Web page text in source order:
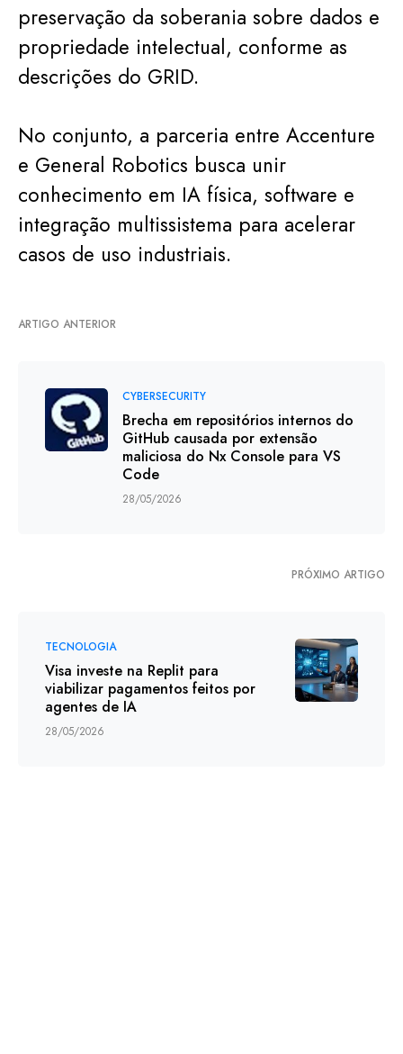
preservação da soberania sobre dados e
propriedade intelectual, conforme as
descrições do GRID.
No conjunto, a parceria entre Accenture
e General Robotics busca unir
conhecimento em IA física, software e
integração multissistema para acelerar
casos de uso industriais.
ARTIGO ANTERIOR
CYBERSECURITY
Brecha em repositórios internos do
GitHub causada por extensão
maliciosa do Nx Console para VS
Code
28/05/2026
PRÓXIMO ARTIGO
TECNOLOGIA
Visa investe na Replit para
viabilizar pagamentos feitos por
agentes de IA
28/05/2026